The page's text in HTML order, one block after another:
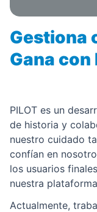
Gestiona
Gana con
PILOT es un
de historia y
nuestro cuidado
confían en
los usuarios
nuestra
Actualmente,